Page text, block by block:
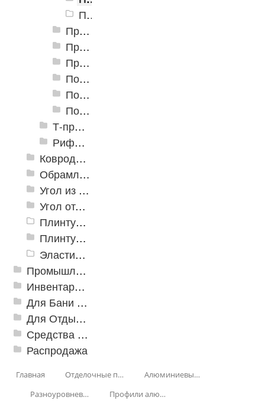
Профили алюминиевые ПР-03 32 мм, сосна
Профили алюминиевые разноуровневые ПР-04 45 мм
Профили алюминиевые разноуровневые ПР-05 50 мм
Профили алюминиевые разноуровневые ПР-06 41 мм
Пороги алюминиевые разноуровневые С-1 32х3,2 мм (открытый крепеж)
Пороги алюминиевые разноуровневые С-2 32х8 мм (открытый крепеж)
Пороги алюминиевые разноуровневые С-4 39,4х12 мм (открытый крепеж)
Т-профиль
Рифленые алюминиевые листы и углы квинтет
Ковродержатели
Обрамление
Угол из ПВХ
Угол отделочный арочный
Плинтус для столешниц
Плинтусы «KronPlast»
Эластичный напольно-стыковочный профиль Cezar
Промышленный текстиль
Инвентарь для клининга
Для Бани и Сауны
Для Отдыха и Пикника
Средства от насекомых и садовых вредителей
Распродажа
Главная Отделочные профили
Алюминиевые пороги
Разноуровневые алюминиевые профили
Профили алюминиевые разноуровневые ПР-03 32 мм